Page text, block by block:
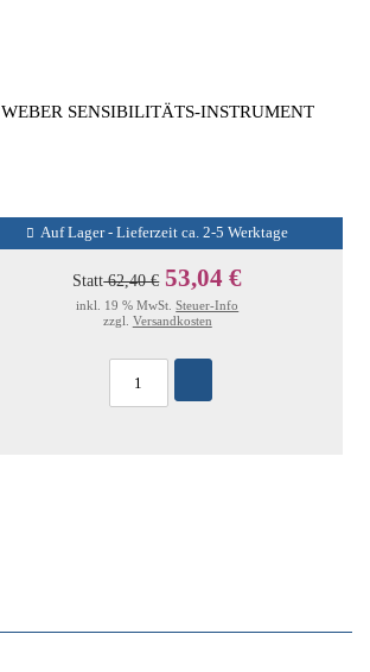
WEBER SENSIBILITÄTS-INSTRUMENT
Auf Lager - Lieferzeit ca. 2-5 Werktage
Statt62,40 € 53,04 €
inkl. 19 % MwSt.Steuer-Info
zzgl. Versandkosten